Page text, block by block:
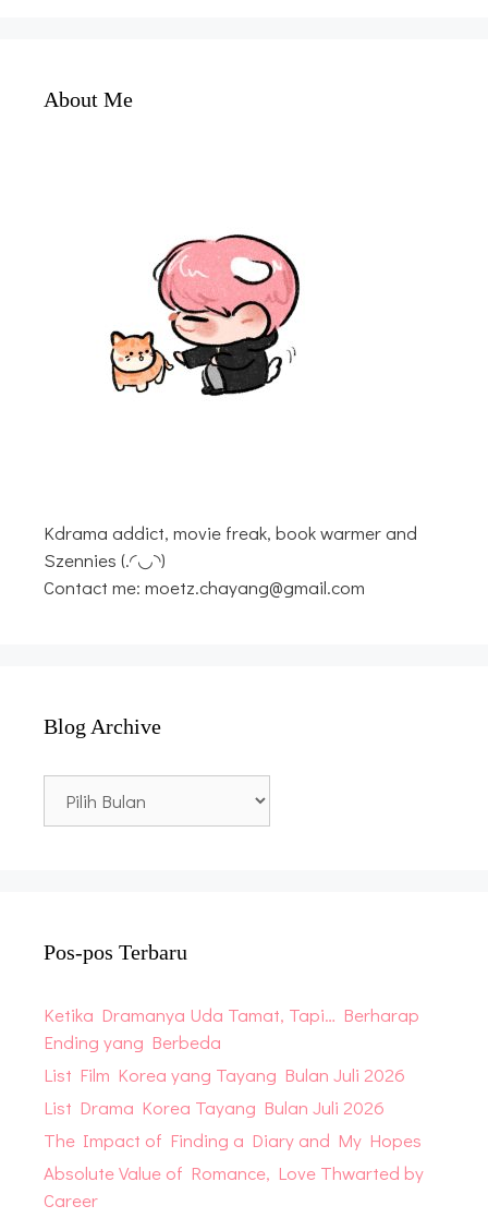
About Me
Kdrama addict, movie freak, book warmer and
Szennies (.◜◡◝)
Contact me: moetz.chayang@gmail.com
Blog Archive
Archive
Pos-pos Terbaru
Ketika Dramanya Uda Tamat, Tapi… Berharap
Ending yang Berbeda
List Film Korea yang Tayang Bulan Juli 2026
List Drama Korea Tayang Bulan Juli 2026
The Impact of Finding a Diary and My Hopes
Absolute Value of Romance, Love Thwarted by
Career